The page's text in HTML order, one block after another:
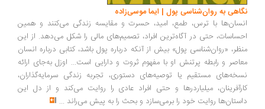
به روان‌شناسی پول | ایما موسی‌زاده
با ترس، طمع، امید، حسرت و مقایسه زندگی می‌کنند و همین
حتی در آگاه‌ترین افراد، تصمیم‌های مالی را شکل می‌دهد. از این
«روان‌شناسی پول» بیش از آنکه درباره پول باشد، کتابی درباره انسان
و رابطه پرتنش او با مفهوم ثروت و دارایی است... اوزل به‌جای ارائه
مستقیم یا توصیه‌های دستوری، تجربه زندگی سرمایه‌گذاران،
میلیاردرها و حتی افراد عادی را روایت می‌کند و از دل این
روایت خود را برمی‌سازد و بحث را به پیش می‌راند ...